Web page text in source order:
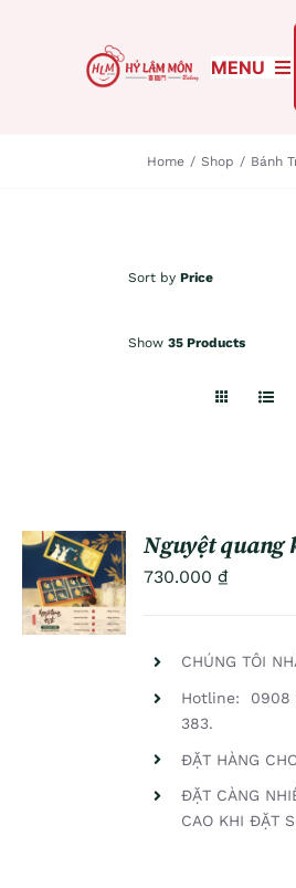
MENU
BẢNG BÁO GIÁ TRUNG THU 2026
BÁNH TRUNG THU
Home / Shop / Bánh
Sort by Price
Show 35 Products
ADD TO
CART
/
DETAILS
Nguyệt quang
730.000₫
CHÚNG TÔI
Hotline: 0908
383.
ĐẶT HÀNG
ĐẶT CÀNG
CAO KHI ĐẶT